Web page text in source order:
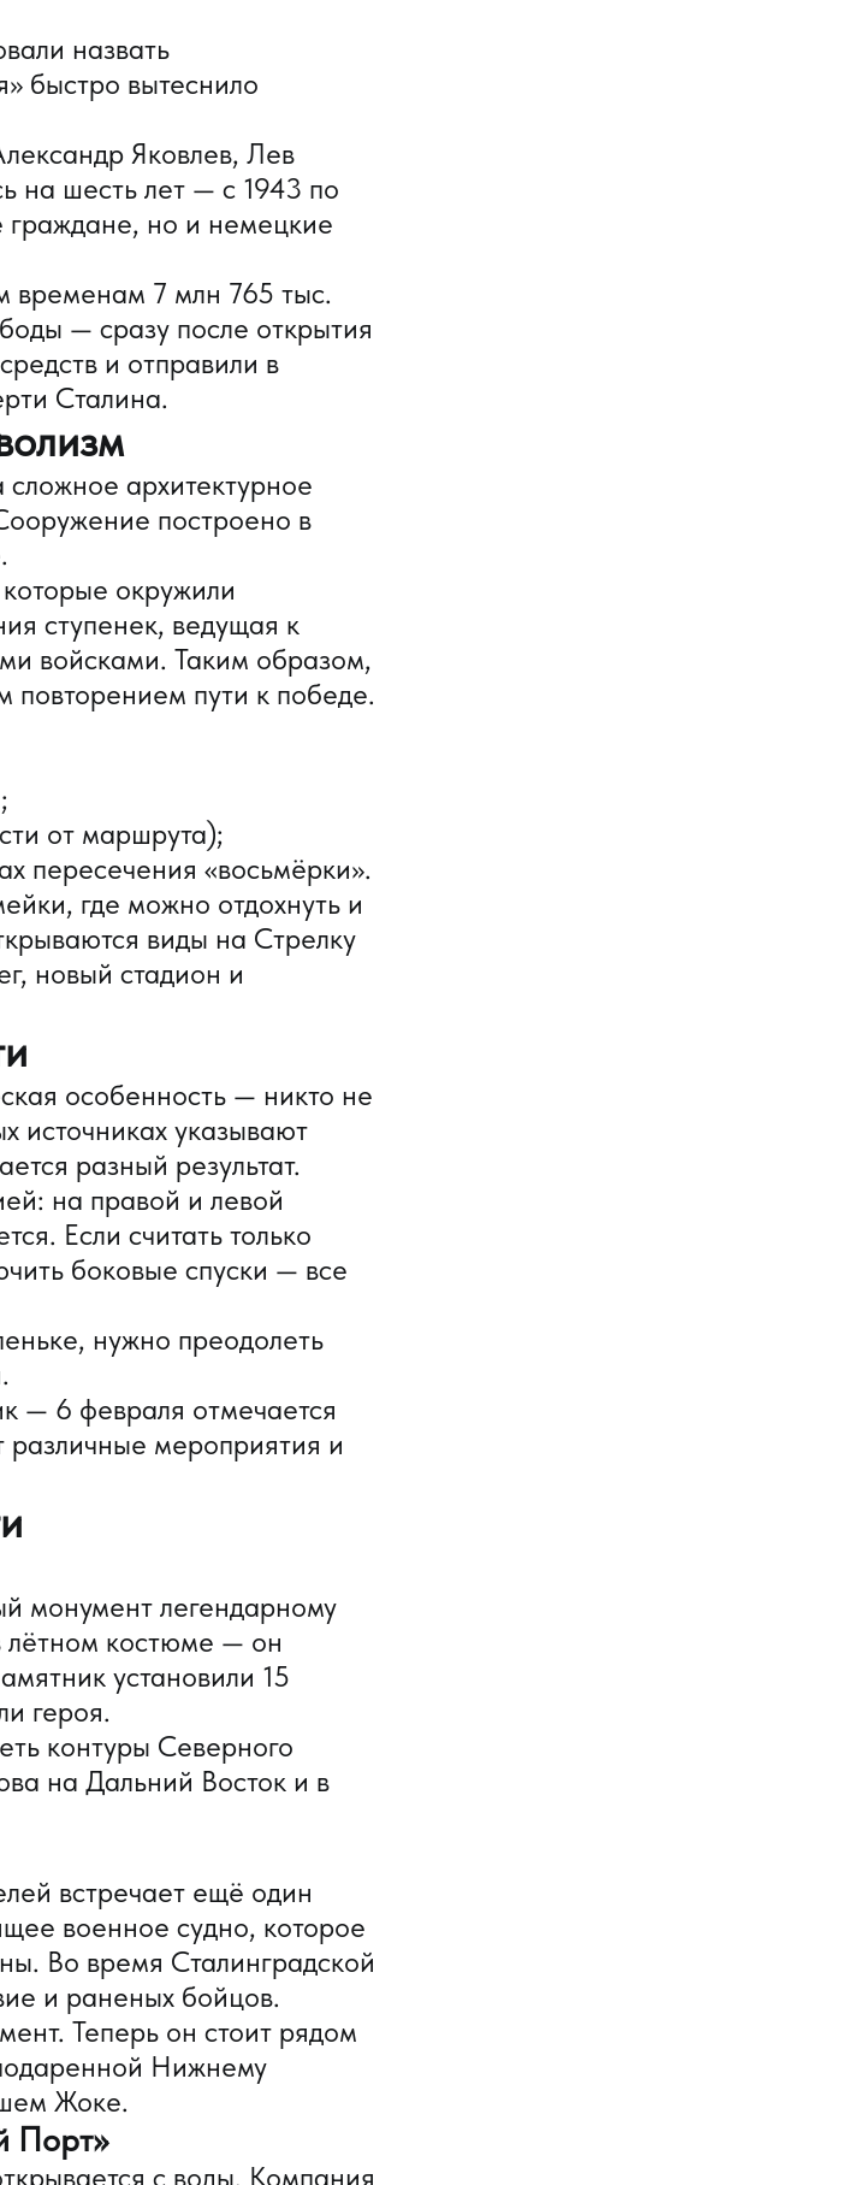
назвать
быстро вытеснило
Яковлев, Лев
на шесть лет — с 1943 по
граждане, но и немецкие
временам 7 млн 765 тыс.
— сразу после открытия
и отправили в
Сталина.
сложное архитектурное
построено в
окружили
ступенек, ведущая к
войсками. Таким образом,
повторением пути к победе.
от маршрута);
пересечения «восьмёрки».
где можно отдохнуть и
виды на Стрелку
новый стадион и
особенность — никто не
источниках указывают
разный результат.
на правой и левой
Если считать только
боковые спуски — все
нужно преодолеть
— 6 февраля отмечается
различные мероприятия и
монумент легендарному
лётном костюме — он
установили 15
героя.
контуры Северного
на Дальний Восток и в
встречает ещё один
военное судно, которое
Во время Сталинградской
и раненых бойцов.
Теперь он стоит рядом
Нижнему
Жоке.
Порт»
с воды. Компания